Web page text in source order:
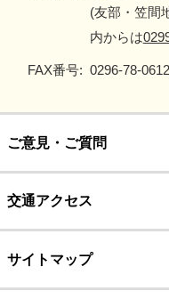
(友部・笠間
内からは
FAX番号: 0296-78-0612
ご意見・ご質問
交通アクセス
サイトマップ